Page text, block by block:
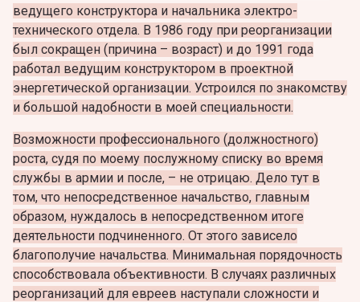
ведущего конструктора и начальника электро-
технического отдела. В 1986 году при реорганизации
был сокращен (причина – возраст) и до 1991 года
работал ведущим конструктором в проектной
энергетической организации. Устроился по знакомству
и большой надобности в моей специальности.
Возможности профессионального (должностного)
роста, судя по моему послужному списку во время
службы в армии и после, – не отрицаю. Дело тут в
том, что непосредственное начальство, главным
образом, нуждалось в непосредственном итоге
деятельности подчиненного. От этого зависело
благополучие начальства. Минимальная порядочность
способствовала объективности. В случаях различных
реорганизаций для евреев наступали сложности и